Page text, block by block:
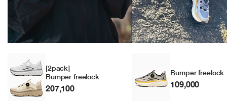
[2pack]
Bumper freelock
207,100
Bumper freelock
109,000